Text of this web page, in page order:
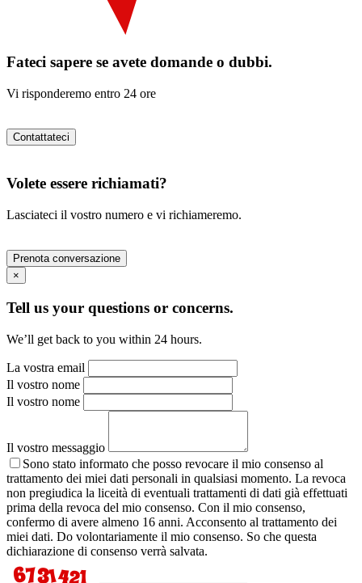
Fateci sapere se avete domande o dubbi.
Vi risponderemo entro 24 ore
Contattateci
Volete essere richiamati?
Lasciateci il vostro numero e vi richiameremo.
Prenota conversazione
×
Tell us your questions or concerns.
We’ll get back to you within 24 hours.
La vostra email
Il vostro nome
Il vostro nome
Il vostro messaggio
Sono stato informato che posso revocare il mio consenso al
trattamento dei miei dati personali in qualsiasi momento. La revoca
non pregiudica la liceità di eventuali trattamenti di dati già effettuati
prima della revoca del mio consenso. Con il mio consenso,
confermo di avere almeno 16 anni. Acconsento al trattamento dei
miei dati. Do volontariamente il mio consenso. So che questa
dichiarazione di consenso verrà salvata.